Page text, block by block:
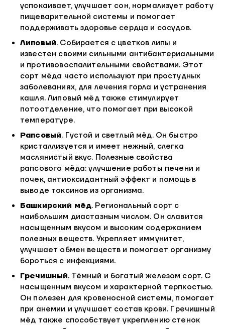
успокаивает, улучшает сон, нормализует работу
пищеварительной системы и помогает
поддерживать здоровье сердца и сосудов.
Липовый. Собирается с цветков липы и
известен своими сильными антибактериальными
и противовоспалительными свойствами. Этот
сорт мёда часто используют при простудных
заболеваниях, для лечения горла и устранения
кашля. Липовый мёд также стимулирует
потоотделение, что помогает при высокой
температуре.
Рапсовый. Густой и светлый мёд. Он быстро
кристаллизуется и имеет нежный, слегка
маслянистый вкус. Полезные свойства
рапсового мёда: улучшение работы печени и
почек, антиоксидантный эффект и помощь в
выводе токсинов из организма.
Башкирский мёд. Региональный сорт с
наибольшим диастазным числом. Он славится
насыщенным вкусом и высоким содержанием
полезных веществ. Укрепляет иммунитет,
улучшает обмен веществ и помогает организму
бороться с инфекциями.
Гречишный. Тёмный и богатый железом сорт. С
насыщенным вкусом и характерной терпкостью.
Он полезен для кровеносной системы, помогает
при анемии и улучшает состав крови. Гречишный
мёд также способствует укреплению стенок